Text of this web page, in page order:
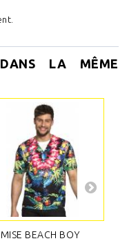
LA MÊME
BEACH BOY